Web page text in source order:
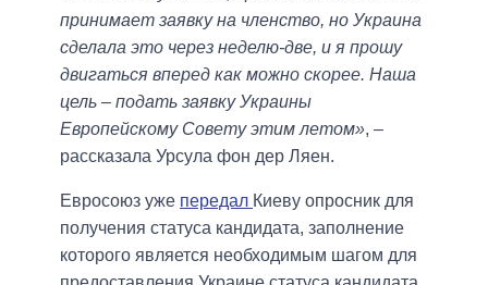
принимает заявку на членство, но Украина
сделала это через неделю-две, и я прошу
двигаться вперед как можно скорее. Наша
цель – подать заявку Украины
Европейскому Совету этим летом», –
рассказала Урсула фон дер Ляен.
Евросоюз уже передал Киеву опросник для
получения статуса кандидата, заполнение
которого является необходимым шагом для